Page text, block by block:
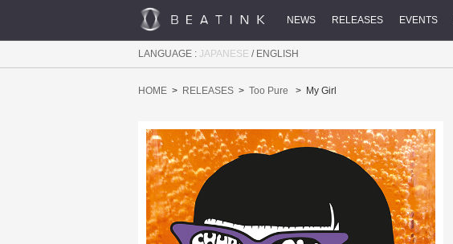
NEWS RELEASES EVENTS
LANGUAGE : JAPANESE / ENGLISH
HOME RELEASES Too Pure My Girl